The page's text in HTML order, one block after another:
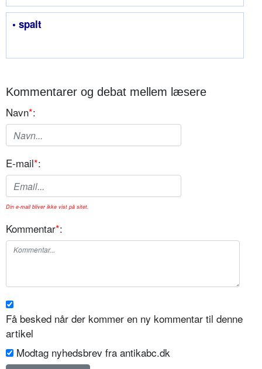
• spalt
Kommentarer og debat mellem læsere
Navn*:
E-mail*:
Din e-mail bliver ikke vist på sitet.
Kommentar*:
Få besked når der kommer en ny kommentar til denne
artikel
Modtag nyhedsbrev fra antikabc.dk